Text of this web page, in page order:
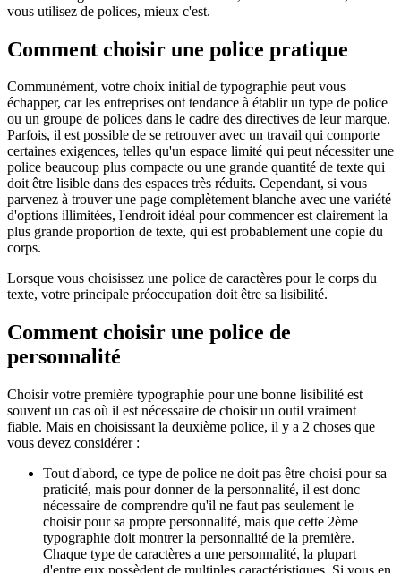
vous utilisez de polices, mieux c'est.
Comment choisir une police pratique
Communément, votre choix initial de typographie peut vous
échapper, car les entreprises ont tendance à établir un type de police
ou un groupe de polices dans le cadre des directives de leur marque.
Parfois, il est possible de se retrouver avec un travail qui comporte
certaines exigences, telles qu'un espace limité qui peut nécessiter une
police beaucoup plus compacte ou une grande quantité de texte qui
doit être lisible dans des espaces très réduits. Cependant, si vous
parvenez à trouver une page complètement blanche avec une variété
d'options illimitées, l'endroit idéal pour commencer est clairement la
plus grande proportion de texte, qui est probablement une copie du
corps.
Lorsque vous choisissez une police de caractères pour le corps du
texte, votre principale préoccupation doit être sa lisibilité.
Comment choisir une police de
personnalité
Choisir votre première typographie pour une bonne lisibilité est
souvent un cas où il est nécessaire de choisir un outil vraiment
fiable. Mais en choisissant la deuxième police, il y a 2 choses que
vous devez considérer :
Tout d'abord, ce type de police ne doit pas être choisi pour sa
praticité, mais pour donner de la personnalité, il est donc
nécessaire de comprendre qu'il ne faut pas seulement le
choisir pour sa propre personnalité, mais que cette 2ème
typographie doit montrer la personnalité de la première.
Chaque type de caractères a une personnalité, la plupart